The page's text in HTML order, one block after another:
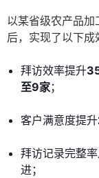
以某省级农产品
后，实现了以下成
拜访效率提升
至9家；
客户满意度提升
拜访记录完整
进；